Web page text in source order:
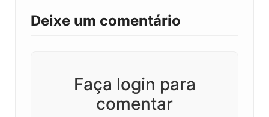
Deixe um comentário
Faça login para
comentar